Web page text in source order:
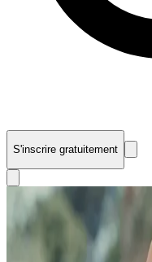
S'inscrire gratuitement